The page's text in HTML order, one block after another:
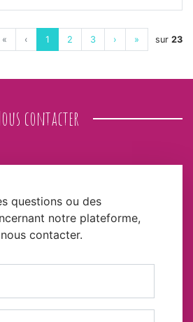
« ‹ 1 2 3 › » sur 23
contacter
questions ou des
notre plateforme,
contacter.